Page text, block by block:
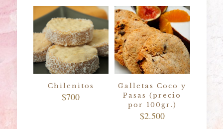
Chilenitos
$700
Galletas Coco y
Pasas (precio
por 100gr.)
$2.500